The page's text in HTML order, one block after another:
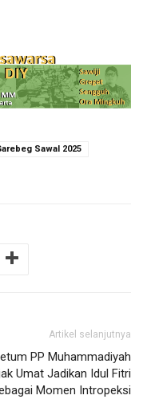
Sawal 2025
Artikel selanjutnya
PP Muhammadiyah
Umat Jadikan Idul Fitri
Momen Intropeksi